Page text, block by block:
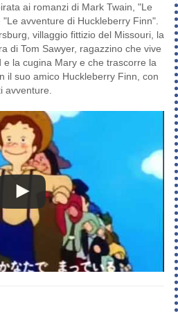
ai romanzi di Mark Twain, "Le
avventure di Huckleberry Finn".
villaggio fittizio del Missouri, la
di Tom Sawyer, ragazzino che vive
e la cugina Mary e che trascorre la
il suo amico Huckleberry Finn, con
avventure.